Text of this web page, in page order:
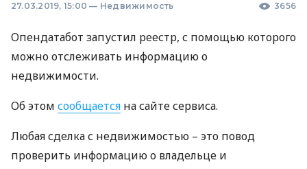
27.03.2019, 15:00 — Недвижимость 3656
Опендатабот запустил реестр, с помощью которого
можно отслеживать информацию о
недвижимости.
Об этом сообщается на сайте сервиса.
Любая сделка с недвижимостью – это повод
проверить информацию о владельце и